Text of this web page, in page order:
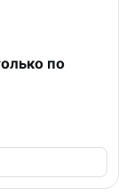
по